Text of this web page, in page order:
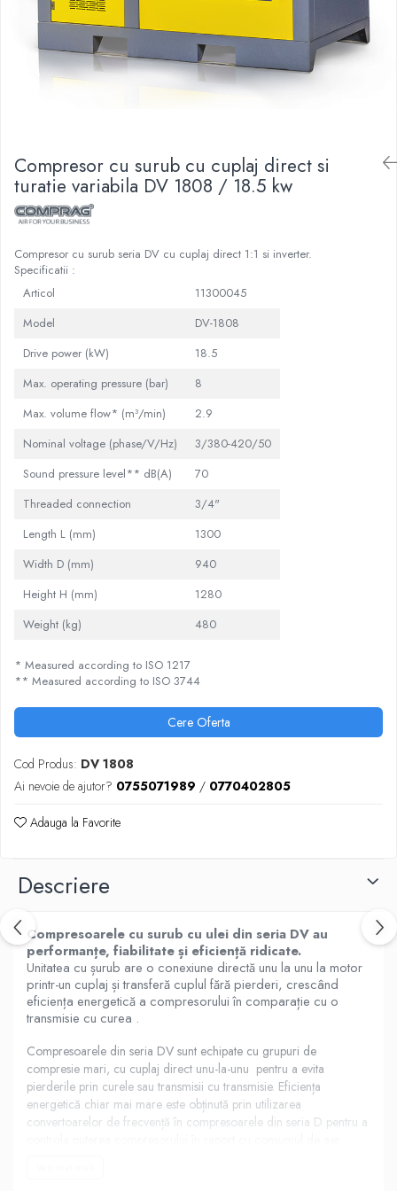
Compresor cu surub cu cuplaj direct si
turatie variabila DV 1808 / 18.5 kw
Compresor cu surub seria DV cu cuplaj direct 1:1 si inverter.
Specificatii :
Articol
11300045
Model
DV-1808
Drive power (kW)
18.5
Max. operating pressure (bar)
8
Max. volume flow* (m³/min)
2.9
Nominal voltage (phase/V/Hz)
3/380-420/50
Sound pressure level** dB(A)
70
Threaded connection
3/4"
Length L (mm)
1300
Width D (mm)
940
Height H (mm)
1280
Weight (kg)
480
* Measured according to ISO 1217
** Measured according to ISO 3744
Cere Oferta
Cod Produs: DV 1808
Ai nevoie de ajutor? 0755071989 / 0770402805
Adauga la Favorite
Descriere
Compresoarele cu surub cu ulei din seria DV au
performanțe, fiabilitate și eficiență ridicate.
Unitatea cu șurub are o conexiune directă unu la unu la motor
printr-un cuplaj și transferă cuplul fără pierderi, crescând
eficiența energetică a compresorului în comparație cu o
transmisie cu curea .
Compresoarele din seria DV sunt echipate cu grupuri de
compresie mari, cu cuplaj direct unu-la-unu pentru a evita
pierderile prin curele sau transmisii cu transmisie. Eficiența
energetică chiar mai mare este obținută prin utilizarea
convertoarelor de frecvență în compresoarele din seria D pentru a